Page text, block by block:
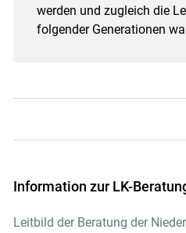
werden und zugleich die
folgender Generationen
Information zur LK-
Leitbild der Beratung der